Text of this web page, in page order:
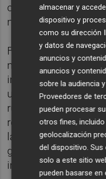
crecimiento y
mercado.
FACSA, la empresa
más experiencia en
integral del agua,
una estrategia de
ruta que integra a
representan el ciclo
la fase captación
gracias a la apuesta
innovación y la
almacenar y
dispositivo y
como su dirección
y datos de
anuncios y
anuncios y
sobre la audiencia
Proveedores de
pueden procesar
otros fines,
geolocalización
del dispositivo.
solo a este sitio
pueden basarse en